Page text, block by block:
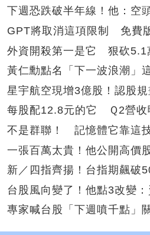
下週恐跌破半年線！他：空
GPT將取消這項限制 免費
外資開殺第一是它 狠砍5.1
黃仁勳點名「下一波浪潮」
星宇航空現增3億股！認股
每股配12.8元的它 Ｑ2營收
不是群聯！ 記憶體它靠這
一張百萬太貴！他公開高價
新／四指齊揚！台指期飆破
台股風向變了！他點3改變
專家喊台股「下週噴千點」